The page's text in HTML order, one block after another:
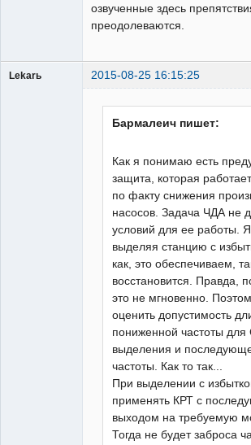
озвученные здесь
преодолеваются.
Lekarь 2015-08-25 16:15:25
Бармалеич пишет:
Как я понимаю есть
защита, которая
по факту снижения
насосов. Задача ЧДА не
условий для ее работы.
выделяя станцию с
как, это обеспечиваем,
восстановится. Правда,
это не мгновенно.
оценить допустимость
пониженной частоты
выделения и
частоты. Как то так...
При выделении с
применять КРТ с
выходом на требуемую
Тогда не будет заброса